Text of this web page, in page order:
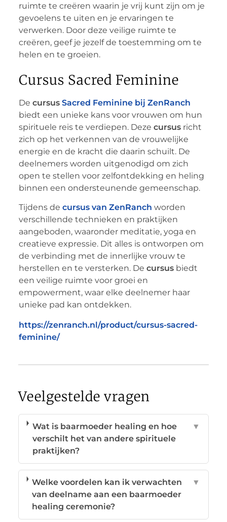
ruimte te creëren waarin je vrij kunt zijn om je
gevoelens te uiten en je ervaringen te
verwerken. Door deze veilige ruimte te
creëren, geef je jezelf de toestemming om te
helen en te groeien.
Cursus Sacred Feminine
De cursus Sacred Feminine bij ZenRanch
biedt een unieke kans voor vrouwen om hun
spirituele reis te verdiepen. Deze cursusricht
zich op het verkennen van de vrouwelijke
energie en de kracht die daarin schuilt. De
deelnemers worden uitgenodigd om zich
open te stellen voor zelfontdekking en heling
binnen een ondersteunende gemeenschap.
Tijdens de cursus van ZenRanch worden
verschillende technieken en praktijken
aangeboden, waaronder meditatie, yoga en
creatieve expressie. Dit alles is ontworpen om
de verbinding met de innerlijke vrouw te
herstellen en te versterken. De cursusbiedt
een veilige ruimte voor groei en
empowerment, waar elke deelnemer haar
unieke pad kan ontdekken.
https://zenranch.nl/product/cursus-sacred-
feminine/
Veelgestelde vragen
Wat is baarmoeder healing en hoe
verschilt het van andere spirituele
praktijken?
▼
Welke voordelen kan ik verwachten
van deelname aan een baarmoeder
healing ceremonie?
▼